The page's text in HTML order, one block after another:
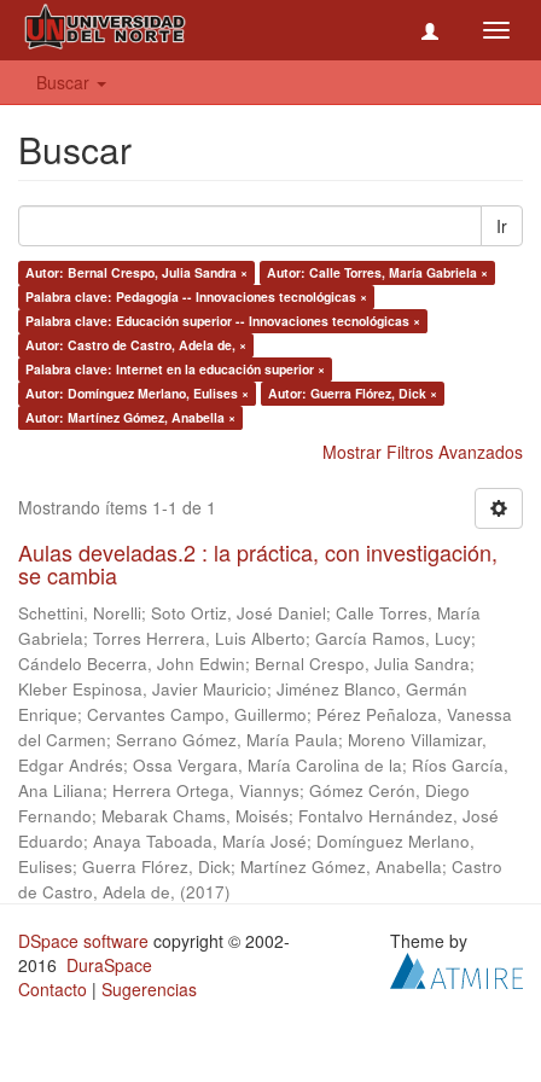
Buscar
Buscar
Ir
Autor: Bernal Crespo, Julia Sandra ×
Autor: Calle Torres, María Gabriela ×
Palabra clave: Pedagogía -- Innovaciones tecnológicas ×
Palabra clave: Educación superior -- Innovaciones tecnológicas ×
Autor: Castro de Castro, Adela de, ×
Palabra clave: Internet en la educación superior ×
Autor: Domínguez Merlano, Eulises ×
Autor: Guerra Flórez, Dick ×
Autor: Martínez Gómez, Anabella ×
Mostrar Filtros Avanzados
Mostrando ítems 1-1 de 1
Aulas develadas.2 : la práctica, con investigación,
se cambia
Schettini, Norelli; Soto Ortiz, José Daniel; Calle Torres, María
Gabriela; Torres Herrera, Luis Alberto; García Ramos, Lucy;
Cándelo Becerra, John Edwin; Bernal Crespo, Julia Sandra;
Kleber Espinosa, Javier Mauricio; Jiménez Blanco, Germán
Enrique; Cervantes Campo, Guillermo; Pérez Peñaloza, Vanessa
del Carmen; Serrano Gómez, María Paula; Moreno Villamizar,
Edgar Andrés; Ossa Vergara, María Carolina de la; Ríos García,
Ana Liliana; Herrera Ortega, Viannys; Gómez Cerón, Diego
Fernando; Mebarak Chams, Moisés; Fontalvo Hernández, José
Eduardo; Anaya Taboada, María José; Domínguez Merlano,
Eulises; Guerra Flórez, Dick; Martínez Gómez, Anabella; Castro
de Castro, Adela de, (2017)
DSpace software copyright © 2002-
2016 DuraSpace
Contacto | Sugerencias
Theme by